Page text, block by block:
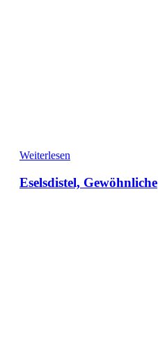
Weiterlesen
Eselsdistel, Gewöhnliche